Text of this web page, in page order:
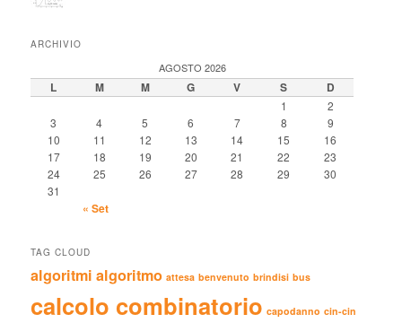
ARCHIVIO
AGOSTO 2026
L M M G V S D
1
2
3
4 5 6 7 8
9
10
11 12 13 14 15
16
17
18 19 20 21 22
23
24
25 26 27 28 29
30
31
« Set
TAG CLOUD
algoritmi algoritmo attesa benvenuto brindisi bus
calcolo combinatorio capodanno cin-cin